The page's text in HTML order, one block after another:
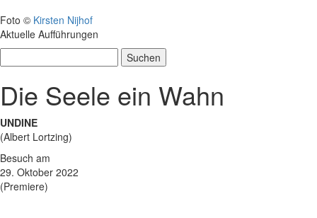
Foto © Kirsten Nijhof
Aktuelle Aufführungen
nach:
Die Seele ein Wahn
UNDINE
(Albert Lortzing)
Besuch am
29. Oktober 2022
(Premiere)